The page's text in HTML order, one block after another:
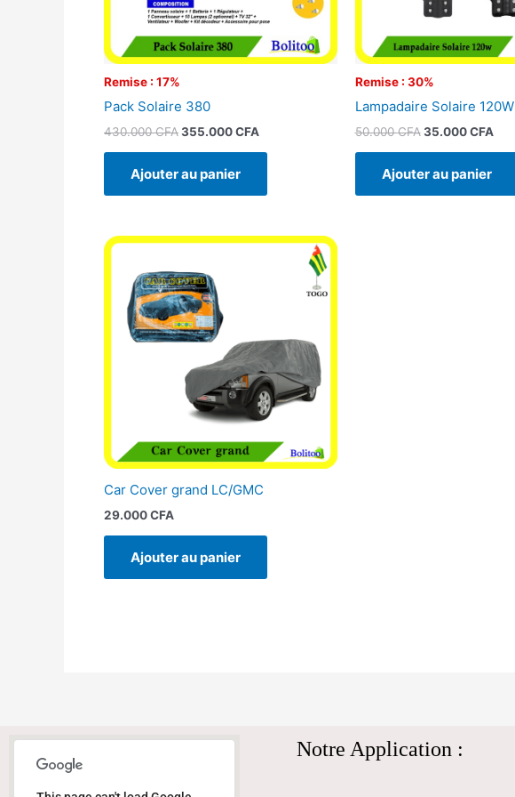
Remise : 17%
Pack Solaire 380
430.000CFA355.000CFA
Ajouter au panier
Remise : 30%
Lampadaire Solaire 120W
50.000CFA 35.000CFA
Ajouter au panier
Car Cover grand LC/GMC
29.000CFA
Ajouter au panier
Notre Application :